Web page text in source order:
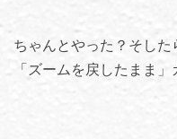
ちゃんとやった？そし
「ズームを戻したまま」